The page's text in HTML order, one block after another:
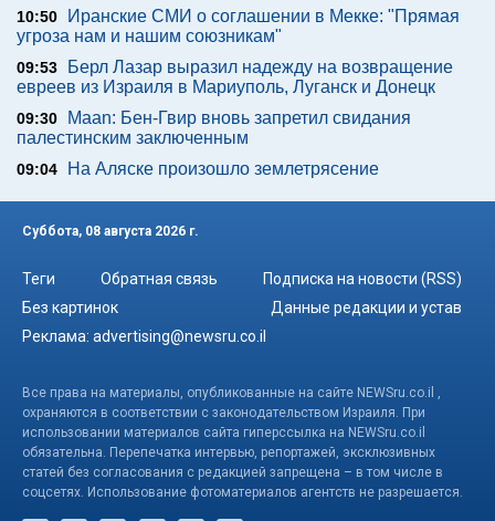
10:50
Иранские СМИ о соглашении в Мекке: "Прямая
угроза нам и нашим союзникам"
09:53
Берл Лазар выразил надежду на возвращение
евреев из Израиля в Мариуполь, Луганск и Донецк
09:30
Maan: Бен-Гвир вновь запретил свидания
палестинским заключенным
09:04 На Аляске произошло землетрясение
Суббота, 08 августа 2026 г.
Теги Обратная связь
Подписка на новости (RSS)
Без картинок
Данные редакции и устав
Реклама: advertising@newsru.co.il
Все права на материалы, опубликованные на сайте NEWSru.co.il ,
охраняются в соответствии с законодательством Израиля. При
использовании материалов сайта гиперссылка на NEWSru.co.il
обязательна. Перепечатка интервью, репортажей, эксклюзивных
статей без согласования с редакцией запрещена – в том числе в
соцсетях. Использование фотоматериалов агентств не разрешается.